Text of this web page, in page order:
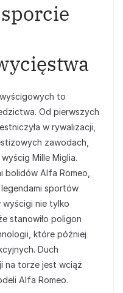
to
Od pierwszych
w rywalizacji,
zawodach,
Mille Miglia.
bolidów Alfa Romeo,
sportów
nie tylko
stanowiło poligon
które później
Duch
na torze jest wciąż
Alfa Romeo.